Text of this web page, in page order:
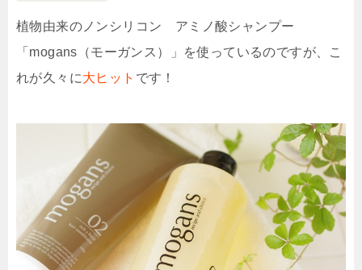
植物由来のノンシリコン アミノ酸シャンプー
「mogans（モーガンス）」を使っているのですが、こ
れが久々に大ヒット です！